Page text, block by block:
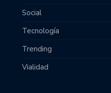
Social
Tecnología
Trending
Vialidad